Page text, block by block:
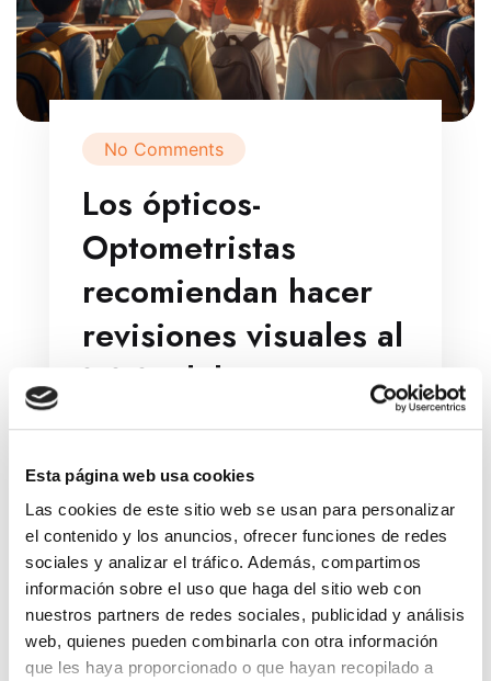
Esta página web usa cookies
Las cookies de este sitio web se usan para personalizar
el contenido y los anuncios, ofrecer funciones de redes
sociales y analizar el tráfico. Además, compartimos
información sobre el uso que haga del sitio web con
nuestros partners de redes sociales, publicidad y análisis
web, quienes pueden combinarla con otra información
que les haya proporcionado o que hayan recopilado a
No Comments
Los ópticos-
Optometristas
recomiendan hacer
revisiones visuales al
inicio del curso
escolar
5 De September De 2024
Colegio Ópticos-Optometristas
Sin duda, una buena visión en edades
tempranas es imprescindible para
facilitar un correcto rendimiento
académico en la etapa escolar, ya que